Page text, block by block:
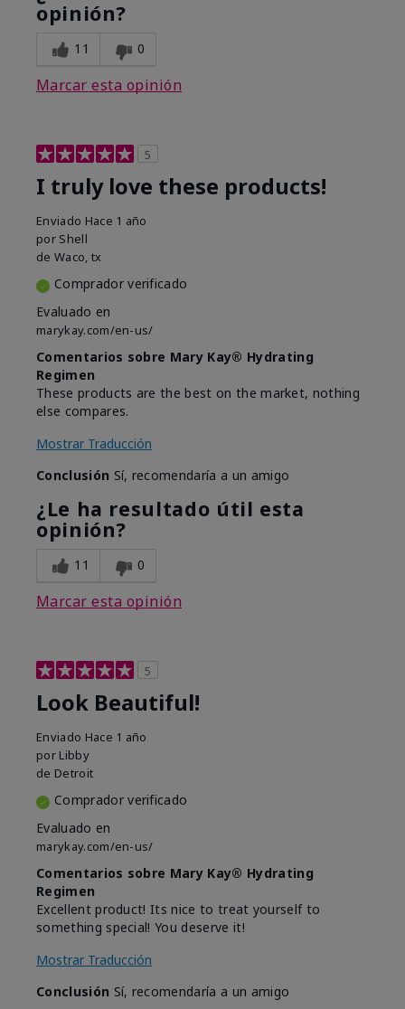
opinión?
11 0
Marcar esta opinión
5
I truly love these products!
Enviado Hace 1 año
por Shell
de Waco, tx
Comprador verificado
Evaluado en
marykay.com/en-us/
Comentarios sobre Mary Kay® Hydrating
Regimen
These products are the best on the market, nothing
else compares.
Mostrar Traducción
Conclusión Sí, recomendaría a un amigo
¿Le ha resultado útil esta
opinión?
11 0
Marcar esta opinión
5
Look Beautiful!
Enviado Hace 1 año
por Libby
de Detroit
Comprador verificado
Evaluado en
marykay.com/en-us/
Comentarios sobre Mary Kay® Hydrating
Regimen
Excellent product! Its nice to treat yourself to
something special! You deserve it!
Mostrar Traducción
Conclusión Sí, recomendaría a un amigo